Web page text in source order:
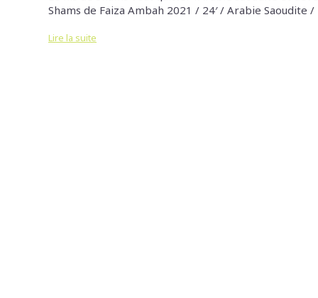
Shams de Faiza Ambah 2021 / 24′ / Arabie
Lire la suite